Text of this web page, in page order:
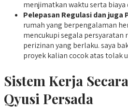
menjimatkan waktu serta biaya
Pelepasan Regulasi dan juga
rumah yang berpengalaman
mencukupi segala persyaratan
perizinan yang berlaku. saya
proyek kalian cocok atas tolak
Sistem Kerja
Qyusi Persada